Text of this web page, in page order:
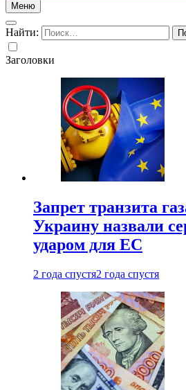
Меню
Найти:
Заголовки
Запрет транзита
Украину назвали
ударом для ЕС
2 года спустя2 года спустя